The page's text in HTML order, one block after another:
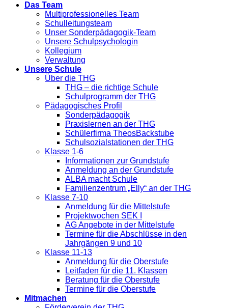
Das Team
Multiprofessionelles Team
Schulleitungsteam
Unser Sonderpädagogik-Team
Unsere Schulpsychologin
Kollegium
Verwaltung
Unsere Schule
Über die THG
THG – die richtige Schule
Schulprogramm der THG
Pädagogisches Profil
Sonderpädagogik
Praxislernen an der THG
Schülerfirma TheosBackstube
Schulsozialstationen der THG
Klasse 1-6
Informationen zur Grundstufe
Anmeldung an der Grundstufe
ALBA macht Schule
Familienzentrum „Elly“ an der THG
Klasse 7-10
Anmeldung für die Mittelstufe
Projektwochen SEK I
AG Angebote in der Mittelstufe
Termine für die Abschlüsse in den
Jahrgängen 9 und 10
Klasse 11-13
Anmeldung für die Oberstufe
Leitfaden für die 11. Klassen
Beratung für die Oberstufe
Termine für die Oberstufe
Mitmachen